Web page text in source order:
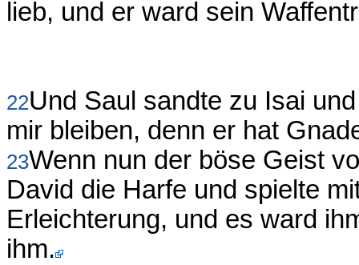
lieb, und er ward sein
22Und Saul sandte zu Isai
mir bleiben, denn er hat
23Wenn nun der böse Geist
David die Harfe und spielte
Erleichterung, und es ward
ihm.